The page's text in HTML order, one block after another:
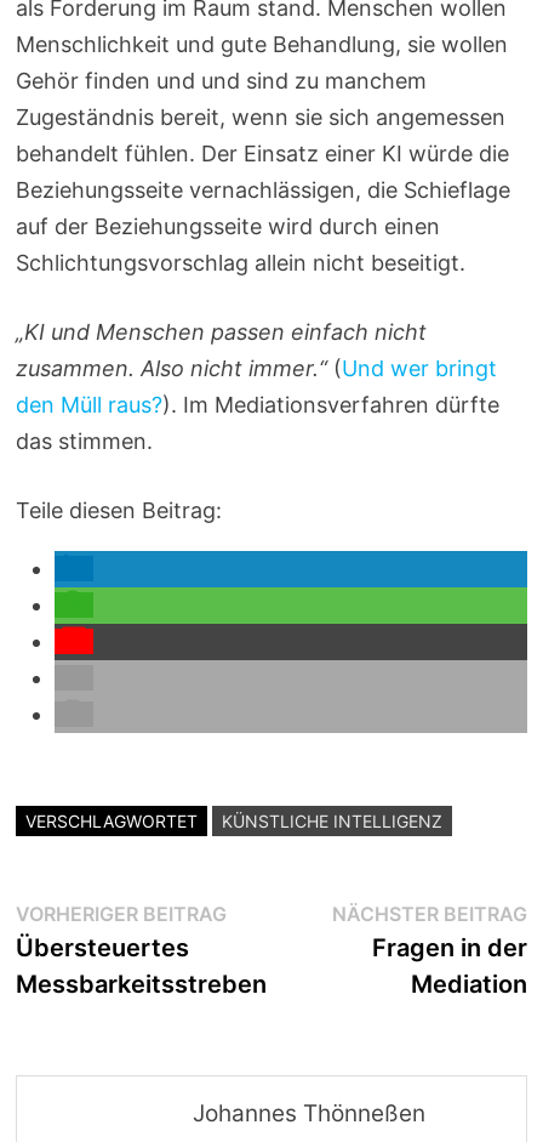
als Forderung im Raum stand. Menschen wollen
Menschlichkeit und gute Behandlung, sie wollen
Gehör finden und und sind zu manchem
Zugeständnis bereit, wenn sie sich angemessen
behandelt fühlen. Der Einsatz einer KI würde die
Beziehungsseite vernachlässigen, die Schieflage
auf der Beziehungsseite wird durch einen
Schlichtungsvorschlag allein nicht beseitigt.
„KI und Menschen passen einfach nicht
zusammen. Also nicht immer.“(Und wer bringt
den Müll raus?). Im Mediationsverfahren dürfte
das stimmen.
Teile diesen Beitrag:
VERSCHLAGWORTET KÜNSTLICHE INTELLIGENZ
Beitragsnavigation
VORHERIGER BEITRAG Vorheriger
Übersteuertes
Messbarkeitsstreben
NÄCHSTER BEITRAG
Fragen in der
Mediation
Johannes Thönneßen